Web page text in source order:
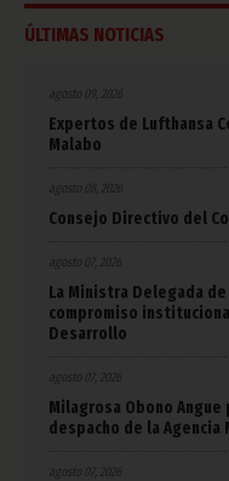
ÚLTIMAS NOTICIAS
agosto 09, 2026
Expertos de Lufthansa
Malabo
agosto 08, 2026
Consejo Directivo del
agosto 07, 2026
La Ministra Delegada
compromiso
Desarrollo
agosto 07, 2026
Milagrosa Obono
despacho de la
agosto 07, 2026